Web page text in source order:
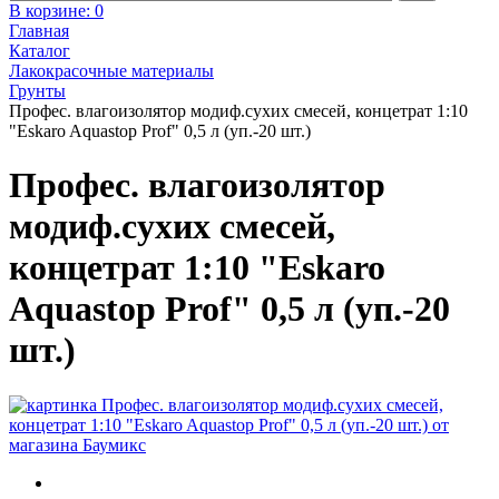
В корзине: 0
Главная
Каталог
Лакокрасочные материалы
Грунты
Профес. влагоизолятор модиф.сухих смесей, концетрат 1:10
"Eskaro Aquastop Prof" 0,5 л (уп.-20 шт.)
Профес. влагоизолятор
модиф.сухих смесей,
концетрат 1:10 "Eskaro
Aquastop Prof" 0,5 л (уп.-20
шт.)